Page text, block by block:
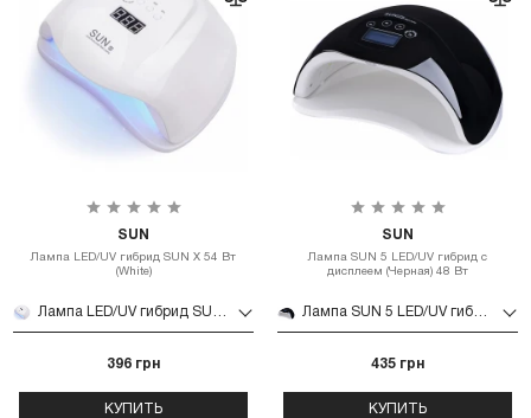
SUN
Лампа LED/UV гибрид SUN X 54 Вт
(White)
396 грн
КУПИТЬ
SUN
Лампа SUN 5 LED/UV гибрид с
дисплеем (Черная) 48 Вт
435 грн
КУПИТЬ